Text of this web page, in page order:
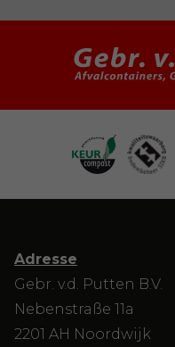
Adresse
Gebr. v.d. Putten B.V.
Nebenstraße 11a
2201 AH Noordwijk